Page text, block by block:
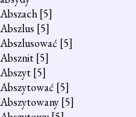
Abszach[5]
Abszlus [5]
Abszlusować [5]
Absznit[5]
Abszyt[5]
Abszytować [5]
Abszytowany[5]